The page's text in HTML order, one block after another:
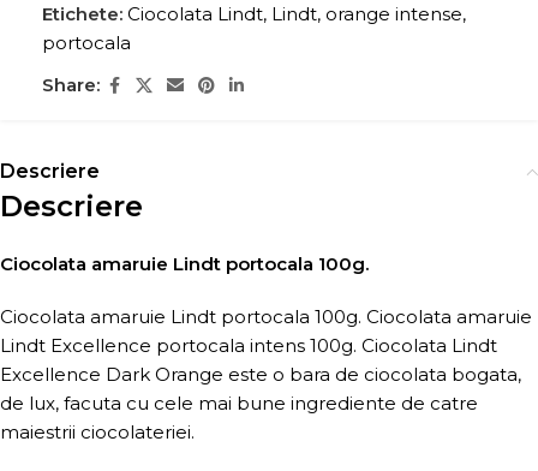
Etichete: Ciocolata Lindt, Lindt, orange intense,
portocala
Share:
Descriere
Descriere
Ciocolata amaruie Lindt portocala 100g.
Ciocolata amaruie Lindt portocala 100g. Ciocolata amaruie
Lindt Excellence portocala intens 100g. Ciocolata Lindt
Excellence Dark Orange este o bara de ciocolata bogata,
de lux, facuta cu cele mai bune ingrediente de catre
maiestrii ciocolateriei.